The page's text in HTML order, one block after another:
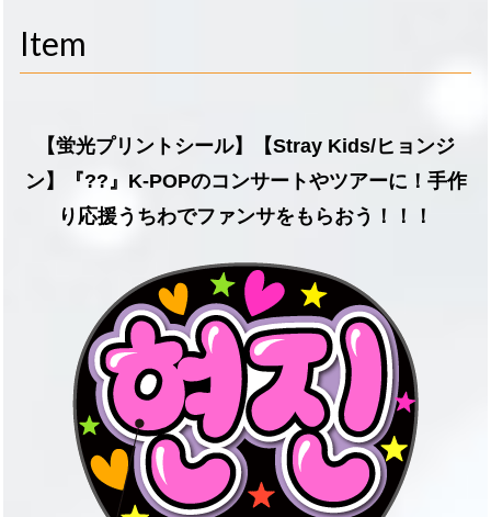
Item
【蛍光プリントシール】【Stray Kids/ヒョンジ
ン】『??』K-POPのコンサートやツアーに！手作
り応援うちわでファンサをもらおう！！！